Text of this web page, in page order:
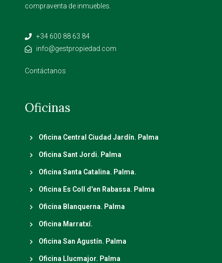
compraventa de inmuebles.
+34 600 88 63 84
info@gestpropiedad.com
Contáctanos
Oficinas
Oficina Central Ciudad Jardín. Palma
Oficina Sant Jordi. Palma
Oficina Santa Catalina. Palma.
Oficina Es Coll d'en Rabassa. Palma
Oficina Blanquerna. Palma
Oficina Marratxí.
Oficina San Agustín. Palma
Oficina Llucmajor. Palma